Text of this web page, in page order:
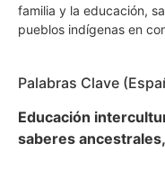
familia y la educación,
pueblos indígenas en
Palabras Clave
Educación
saberes